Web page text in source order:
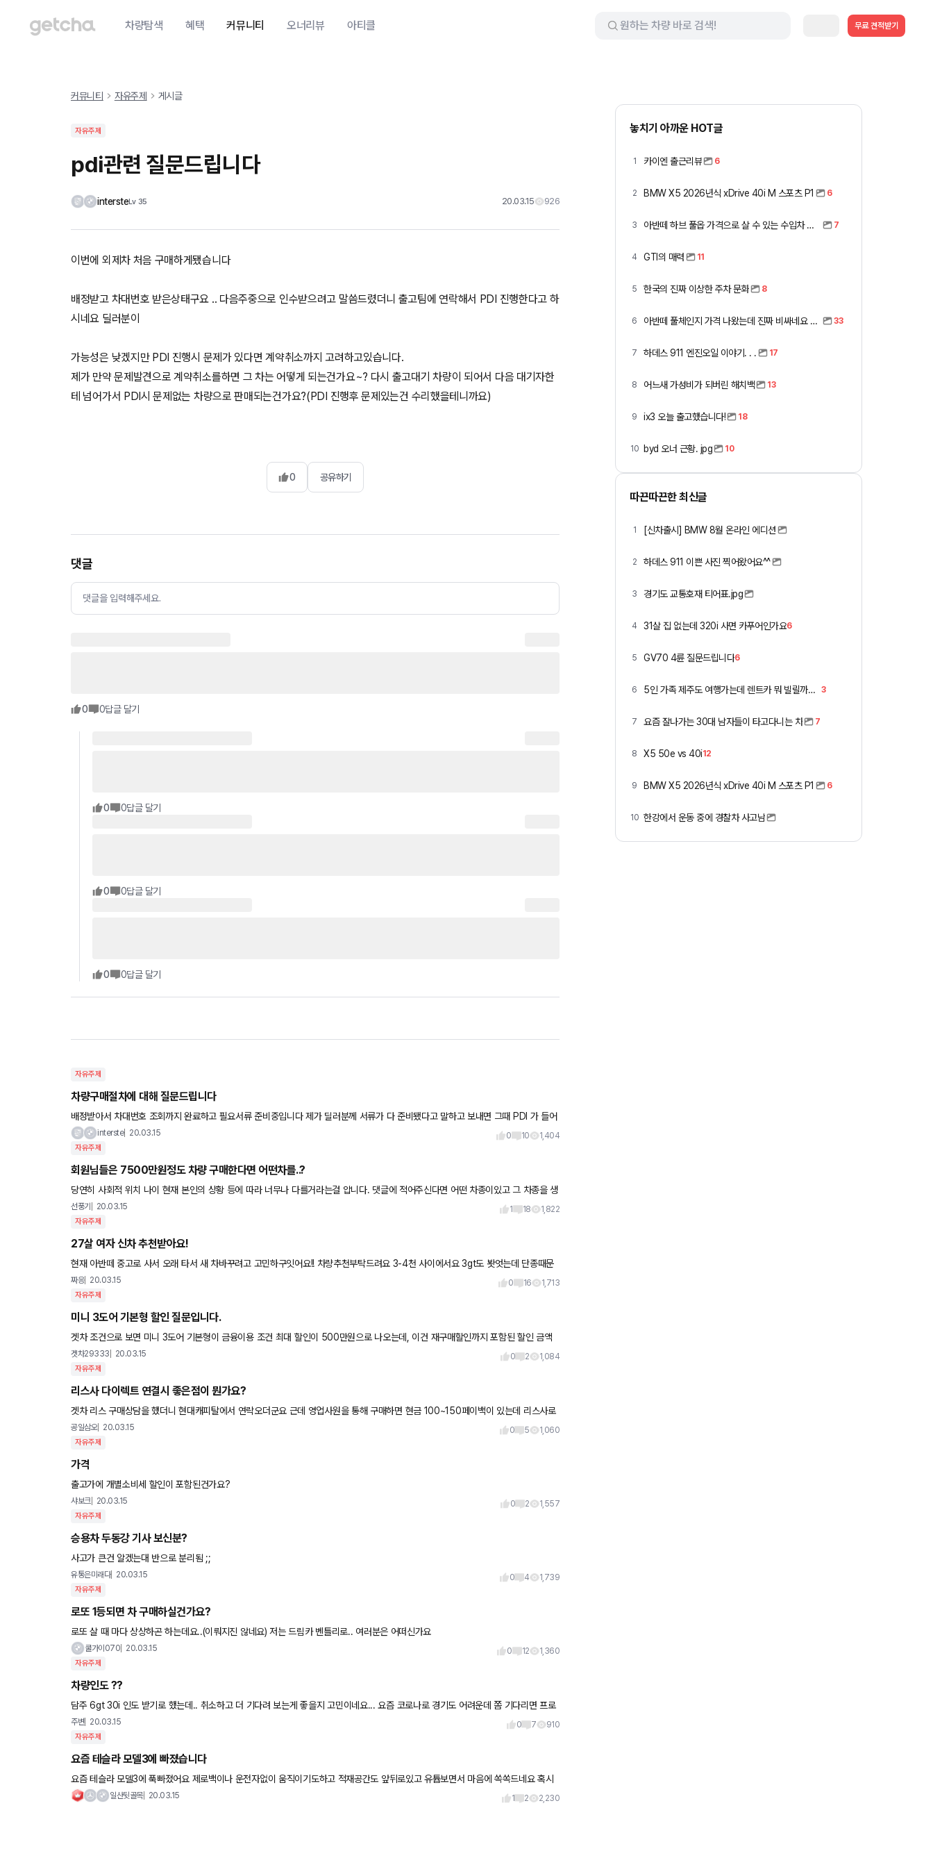
차량탐색 혜택 커뮤니티 오너리뷰 아티클 무료 견적받기
커뮤니티 자유주제 게시글
자유주제
pdi관련 질문드립니다
intersteLv 35 20.03.15 926
이번에 외제차 처음 구매하게됐습니다
배정받고 차대번호 받은상태구요 .. 다음주중으로 인수받으려고 말씀드렸더니 출고팀에 연락해서 PDI 진행한다고 하
시네요 딜러분이
가능성은 낮겠지만 PDI 진행시 문제가 있다면 계약취소까지 고려하고있습니다.
제가 만약 문제발견으로 계약취소를하면 그 차는 어떻게 되는건가요~? 다시 출고대기 차량이 되어서 다음 대기자한
0 공유하기
댓글
댓글을 입력해주세요.
0 0답글 달기
0 0답글 달기
0 0답글 달기
0 0답글 달기
자유주제
차량구매절차에 대해 질문드립니다
배정받아서 차대번호 조회까지 완료하고 필요서류 준비중입니다 제가 딜러분께 서류가 다 준비됐다고 말하고 보내면 그때 PDI 가 들어
interste 20.03.15 0 10 1,404
자유주제
회원님들은 7500만원정도 차량 구매한다면 어떤차를..?
당연히 사회적 위치 나이 현재 본인의 상황 등에 따라 너무나 다를거라는걸 압니다. 댓글에 적어주신다면 어떤 차종이있고 그 차종을 생
선풍기 20.03.15 1 18 1,822
자유주제
27살 여자 신차 추천받아요!
현재 아반떼 중고로 사서 오래 타서 새 차바꾸려고 고민하구잇어요!! 차량추천부탁드려요 3-4천 사이에서요 3gt도 봣엇는데 단종때문
짜응 20.03.15 0 16 1,713
자유주제
미니 3도어 기본형 할인 질문입니다.
겟차 조건으로 보면 미니 3도어 기본형이 금융이용 조건 최대 할인이 500만원으로 나오는데, 이건 재구매할인까지 포함된 할인 금액
인가요? 재구매할인 없이는 500만원까지 해주는 곳이 없는 것 같은데
겟차29333 20.03.15 0 2 1,084
자유주제
리스사 다이렉트 연결시 좋은점이 뭔가요?
겟차 리스 구매상담을 했더니 현대캐피탈에서 연락오더군요 근데 영업사원을 통해 구매하면 현금 100~150페이백이 있는데 리스사로
바로 연결되니 썬팅외엔 서비스가 전혀 없던데.. 영업사원을 통해 리
공일삼오 20.03.15 0 5 1,060
자유주제
가격
출고가에 개별소비세 할인이 포함된건가요?
샤보크 20.03.15 0 2 1,557
자유주제
승용차 두동강 기사 보신분?
사고가 큰건 알겠는대 반으로 분리됨 ;;
유통은미래다 20.03.15 0 4 1,739
자유주제
로또 1등되면 차 구매하실건가요?
로또 살 때 마다 상상하곤 하는데요..(이뤄지진 않네요) 저는 드림카 벤틀리로.. 여러분은 어떠신가요
쿨가이070 20.03.15 0 12 1,360
자유주제
차량인도 ??
담주 6gt 30i 인도 받기로 했는데.. 취소하고 더 기다려 보는게 좋을지 고민이네요... 요즘 코로나로 경기도 어려운데 쫌 기다리면 프로
모션도 좋아질거 같기도 하고 ㅠㅠ 이번달 차량 인도 받기
주변 20.03.15 0 7 910
자유주제
요즘 테슬라 모델3에 빠졌습니다
요즘 테슬라 모델3에 푹빠졌어요 제로백이나 운전자없이 움직이기도하고 적재공간도 앞뒤로있고 유튭보면서 마음에 쏙쏙드네요 혹시
테슬라 오너분이나 타보신분 있으시면 3인가족,부부+신생아 에 어떤지 알려주
일산뒷골목 20.03.15 1 2 2,230
놓치기 아까운 HOT글
1 카이엔 출근리뷰 6
2 BMW X5 2026년식 xDrive 40i M 스포츠 P1 6
3 아반떼 하브 풀옵 가격으로 살 수 있는 수입차 모아봤습니다 (중고 포함) 7
4 GTI의 매력 11
5 한국의 진짜 이상한 주차 문화 8
6 아반떼 풀체인지 가격 나왔는데 진짜 비싸네요 ㅎㅎ 33
7 하데스 911 엔진오일 이야기. . . 17
8 어느새 가성비가 되버린 해치백 13
9 ix3 오늘 출고했습니다! 18
10 byd 오너 근황. jpg 10
따끈따끈한 최신글
1 [신차출시] BMW 8월 온라인 에디션
2 하데스 911 이쁜 사진 찍어왔어요^^
3 경기도 교통호재 티어표.jpg
4 31살 집 없는데 320i 사면 카푸어인가요6
5 GV70 4륜 질문드립니다6
6 5인 가족 제주도 여행가는데 렌트카 뭐 빌릴까요 ㅎ 3
7 요즘 잘나가는 30대 남자들이 타고다니는 차 7
8 X5 50e vs 40i12
9 BMW X5 2026년식 xDrive 40i M 스포츠 P1 6
10 한강에서 운동 중에 경찰차 사고남